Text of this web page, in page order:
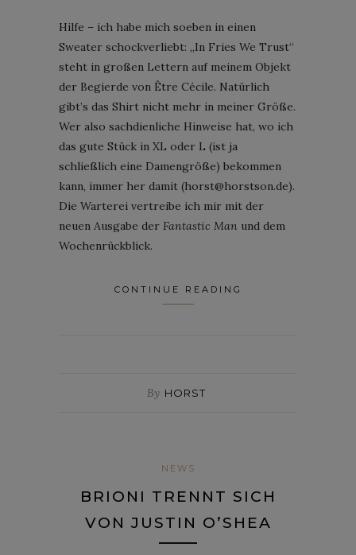
Hilfe – ich habe mich soeben in einen
Sweater schockverliebt: „In Fries We Trust“
steht in großen Lettern auf meinem Objekt
der Begierde von Être Cécile. Natürlich
gibt’s das Shirt nicht mehr in meiner Größe.
Wer also sachdienliche Hinweise hat, wo ich
das gute Stück in XL oder L (ist ja
schließlich eine Damengröße) bekommen
kann, immer her damit (horst@horstson.de).
Die Warterei vertreibe ich mir mit der
neuen Ausgabe der Fantastic Man und dem
Wochenrückblick.
CONTINUE READING
By HORST
NEWS
BRIONI TRENNT SICH
VON JUSTIN O’SHEA